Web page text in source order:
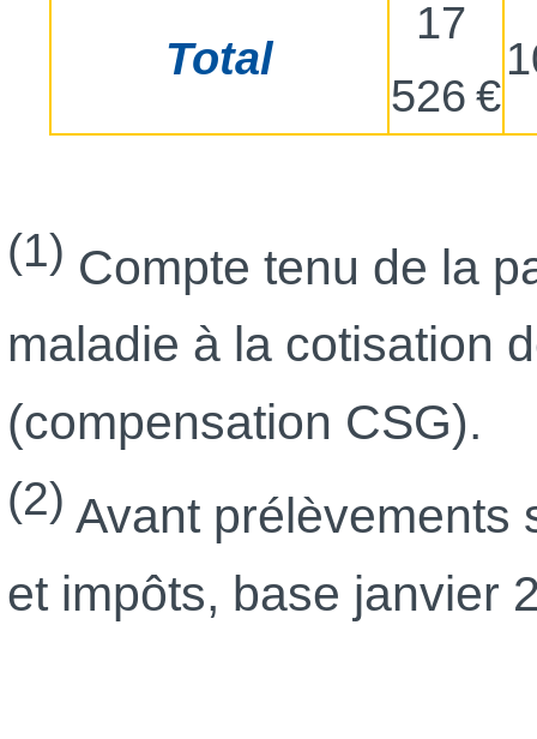
Total
17
526 €
(1) Compte tenu de la
maladie à la cotisation
(compensation CSG).
(2) Avant prélèvements
et impôts, base janvier